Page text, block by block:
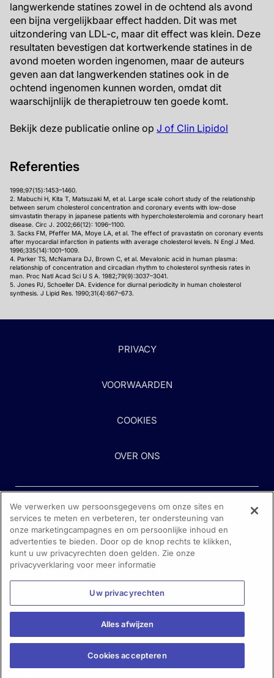
langwerkende statines zowel in de ochtend als avond
een bijna vergelijkbaar effect hadden. Dit was met
uitzondering van LDL-c, maar dit effect was klein. Deze
resultaten bevestigen dat kortwerkende statines in de
avond moeten worden ingenomen, maar de auteurs
geven aan dat langwerkenden statines ook in de
ochtend ingenomen kunnen worden, omdat dit
waarschijnlijk de therapietrouw ten goede komt.
Bekijk deze publicatie online op J of Clin Lipidol
Referenties
1998;97(15):1453–1460.
2. Mabuchi H, Kita T, Matsuzaki M, et al. Large scale cohort study of the relationship
between serum cholesterol concentration and coronary events with low-dose
simvastatin therapy in japanese patients with hypercholesterolemia and coronary heart
disease. Circ J. 2002;66(12): 1096–1100.
3. Sacks FM, Pfeffer MA, Moye LA, et al. The effect of pravastatin on coronary events
after myocardial infarction in patients with average cholesterol levels. N Engl J Med.
1996;335(14):1001–1009.
4. Parker TS, McNamara DJ, Brown C, et al. Mevalonic acid in human plasma:
relationship of concentration and circadian rhythm to cholesterol synthesis rates in
man. Proc Natl Acad Sci U S A. 1982;79(9):3037–3041.
5. Jones PJ, Schoeller DA. Evidence for diurnal periodicity in human cholesterol
synthesis. J Lipid Res. 1990;31(4):667–673.
PRIVACY
VOORWAARDEN
COOKIES
OVER ONS
Heeft u hulp nodig?
Neem contact met ons op
We verwerken uw persoonsgegevens om onze sites en
services te meten en verbeteren, ter ondersteuning van
onze marketingcampagnes en om persoonlijke inhoud en
advertenties te bieden. Door op de knop rechts te klikken,
kunt u uw privacyrechten doen gelden. Zie onze
privacyverklaring voor meer informatie
Uw privacyrechten
Alles afwijzen
Cookies accepteren